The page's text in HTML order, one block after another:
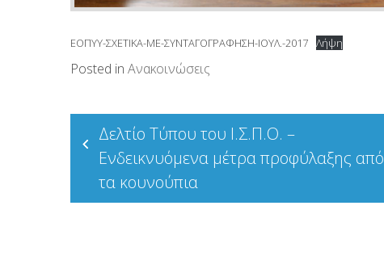
ΕΟΠΥΥ-ΣΧΕΤΙΚΑ-ΜΕ-ΣΥΝΤΑΓΟΓΡΑΦΗΣΗ-ΙΟΥΛ.-2017 Λήψη
Posted in Ανακοινώσεις
Πλοήγηση
άρθρων
Δελτίο Τύπου του Ι.Σ.Π.Ο. –
Ενδεικνυόμενα μέτρα προφύλαξης από
τα κουνούπια